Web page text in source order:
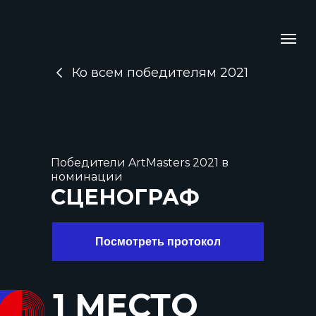
Победители ArtMasters 2021 в
номинации
СЦЕНОГРАФ
Ко всем победителям 2021
Посмотреть протокол
1 МЕСТО